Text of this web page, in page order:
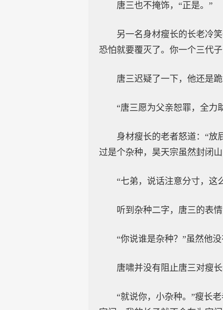
唐三也不掩饰，“正是。”
另一名身材瘦长的长老冷
恐怕就要覆灭了。你一个三代
唐三迟疑了一下，他还是
“唐三愿为父亲恕罪，全力
身材瘦长的老者怒道：“放
过是个杂种，昊天宗虽然封闭
“七弟，说话注意分寸，这
听到杂种二字，唐三的表
“你说谁是杂种？”虽然他
唐啸并没有阻止唐三对瘦
“就说你，小杂种。”瘦长